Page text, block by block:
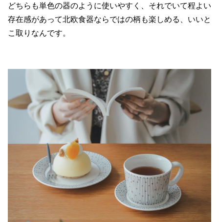
どちらも単色の器のように使いやすく、それでいて程よい
存在感があって北欧食器ならではの柄も楽しめる、いいと
こ取りなんです。